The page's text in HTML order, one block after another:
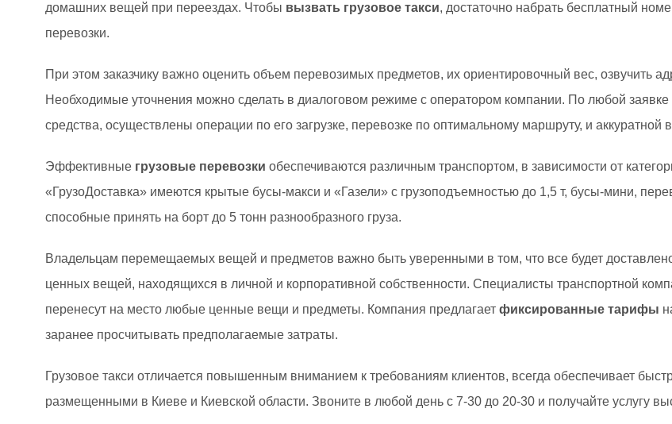
домашних вещей при переездах. Чтобы вызвать грузовое такси, достаточно набрать бесплатный
перевозки.
При этом заказчику важно оценить объем перевозимых предметов, их ориентировочный вес, озвучить
Необходимые уточнения можно сделать в диалоговом режиме с оператором компании. По любой заявке
средства, осуществлены операции по его загрузке, перевозке по оптимальному маршруту, и аккуратной
Эффективные грузовые перевозки обеспечиваются различным транспортом, в зависимости от
«ГрузоДоставка» имеются крытые бусы-макси и «Газели» с грузоподъемностью до 1,5 т, бусы-мини,
способные принять на борт до 5 тонн разнообразного груза.
Владельцам перемещаемых вещей и предметов важно быть уверенными в том, что все будет доставлено
ценных вещей, находящихся в личной и корпоративной собственности. Специалисты транспортной
перенесут на место любые ценные вещи и предметы. Компания предлагает фиксированные тарифы
заранее просчитывать предполагаемые затраты.
Грузовое такси отличается повышенным вниманием к требованиям клиентов, всегда обеспечивает
размещенными в Киеве и Киевской области. Звоните в любой день с 7-30 до 20-30 и получайте услугу